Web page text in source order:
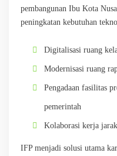
pembangunan Ibu Kota
peningkatan kebutuhan
Digitalisasi ruang
Modernisasi ruang
Pengadaan fasilitas
pemerintah
Kolaborasi kerja
IFP menjadi solusi utama